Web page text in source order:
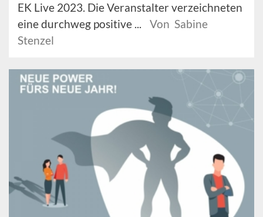
EK Live 2023. Die Veranstalter verzeichneten
eine durchweg positive ...
Von Sabine
Stenzel